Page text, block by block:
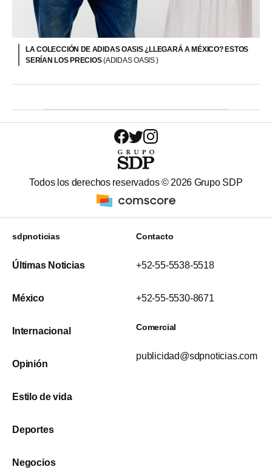
LA COLECCIÓN DE ADIDAS OASIS ¿LLEGARÁ A MÉXICO? ESTOS
SERÍAN LOS PRECIOS(ADIDAS OASIS )
Todos los derechos reservados ©2026 Grupo SDP
sdpnoticias
Últimas Noticias
México
Internacional
Opinión
Estilo de vida
Deportes
Negocios
Contacto
+52-55-5538-5518
+52-55-5530-8671
Comercial
publicidad@sdpnoticias.com